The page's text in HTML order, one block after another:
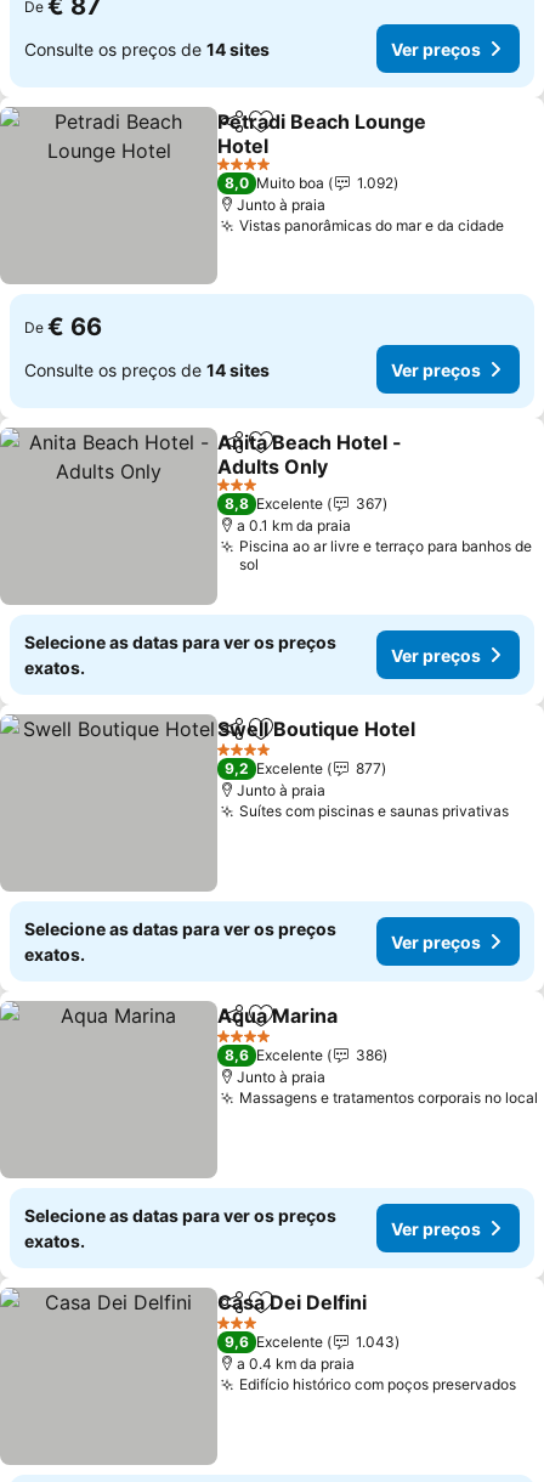
De € 87
Consulte os preços de 14 sites Ver preços
PartilharAdicionar aos favoritos
Petradi Beach Lounge
Hotel
Ver preços
4 Estrelas
8,0 Muito boa
1.092
Junto à praia
Vistas panorâmicas do mar e da cidadeVer
De € 66
Consulte os preços de 14 sites Ver preços
PartilharAdicionar aos favoritos
Anita Beach Hotel -
Adults Only
Ver preços
3 Estrelas
8,8 Excelente
367
a 0.1 km da praia
Piscina ao ar livre e terraço para banhos de
sol
Selecione as datas para ver os preços
exatos.
Ver preços
PartilharAdicionar aos favoritos
Swell Boutique Hotel
4 Estrelas
9,2 Excelente
877
Junto à praia
Suítes com piscinas e saunas privativas
Selecione as datas para ver os preços
exatos.
Ver preços
PartilharAdicionar aos favoritos
Aqua Marina
4 Estrelas
8,6 Excelente
386
Junto à praia
Massagens e tratamentos corporais no local
Selecione as datas para ver os preços
exatos.
Ver preços
PartilharAdicionar aos favoritos
Casa Dei Delfini
3 Estrelas
9,6 Excelente
1.043
a 0.4 km da praia
Edifício histórico com poços preservados